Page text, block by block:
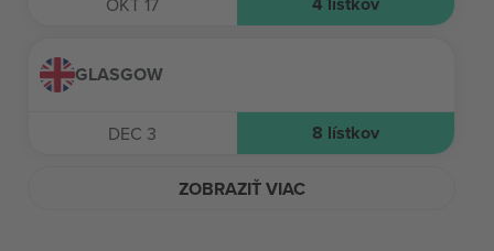
GLASGOW
DEC 3 8 lístkov
ZOBRAZIŤ VIAC